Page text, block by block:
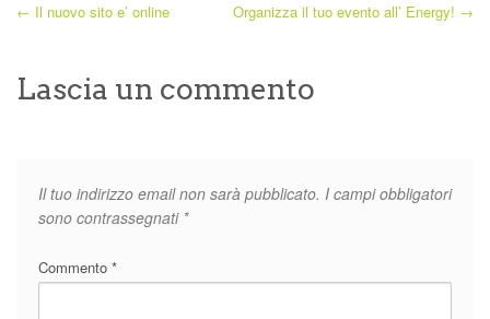
← Il nuovo sito e’ online Organizza il tuo evento all’ Energy! →
Lascia un commento
Il tuo indirizzo email non sarà pubblicato. I campi obbligatori
sono contrassegnati *
Commento *